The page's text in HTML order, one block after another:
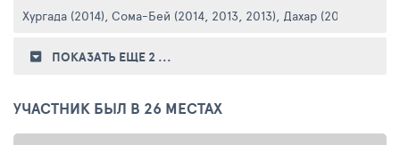
Хургада (2014), Сома-Бей (2014, 2013, 2013), Дахар (2014)
ПОКАЗАТЬ ЕЩЕ 2 ...
УЧАСТНИК БЫЛ В 26 МЕСТАХ